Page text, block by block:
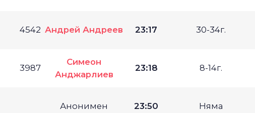
4542 Андрей Андреев 23:17 30-34г.
3987
Симеон
Анджарлиев
23:18 8-14г.
Анонимен 23:50 Няма